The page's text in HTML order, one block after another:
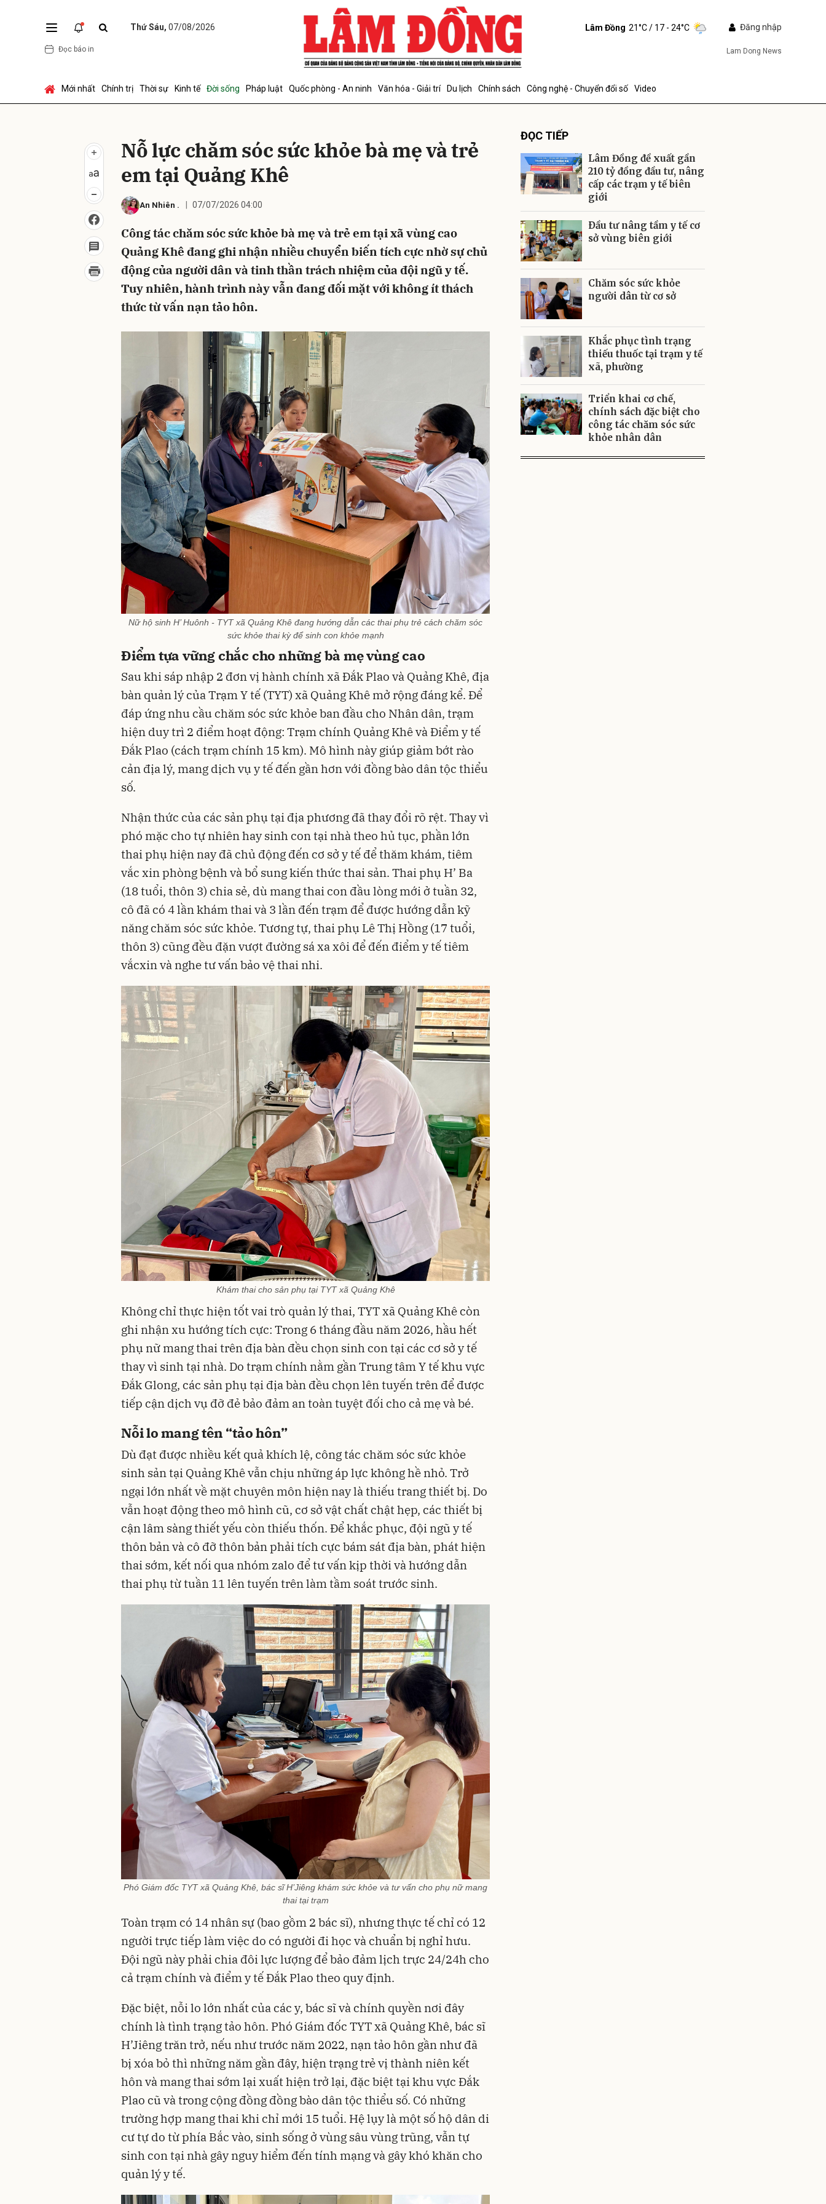
Thứ Sáu, 07/08/2026
Đọc báo in
Lâm Đồng 21°C/ 17 - 24°C Đăng nhập
Lam Dong News
Mới nhất Chính trị Thời sự Kinh tế Đời sống Pháp luật Quốc phòng - An ninh Văn hóa - Giải trí Du lịch Chính sách Công nghệ - Chuyển đổi số Video
Nỗ lực chăm sóc sức khỏe bà mẹ và trẻ
em tại Quảng Khê
An Nhiên . 07/07/2026 04:00
Công tác chăm sóc sức khỏe bà mẹ và trẻ em tại xã vùng cao
Quảng Khê đang ghi nhận nhiều chuyển biến tích cực nhờ sự chủ
động của người dân và tinh thần trách nhiệm của đội ngũ y tế.
Tuy nhiên, hành trình này vẫn đang đối mặt với không ít thách
thức từ vấn nạn tảo hôn.
Nữ hộ sinh H’ Huônh - TYT xã Quảng Khê đang hướng dẫn các thai phụ trẻ cách chăm sóc
sức khỏe thai kỳ để sinh con khỏe mạnh
Điểm tựa vững chắc cho những bà mẹ vùng cao
Sau khi sáp nhập 2 đơn vị hành chính xã Đắk Plao và Quảng Khê, địa
bàn quản lý của Trạm Y tế (TYT) xã Quảng Khê mở rộng đáng kể. Để
đáp ứng nhu cầu chăm sóc sức khỏe ban đầu cho Nhân dân, trạm
hiện duy trì 2 điểm hoạt động: Trạm chính Quảng Khê và Điểm y tế
Đắk Plao (cách trạm chính 15 km). Mô hình này giúp giảm bớt rào
cản địa lý, mang dịch vụ y tế đến gần hơn với đồng bào dân tộc thiểu
số.
Nhận thức của các sản phụ tại địa phương đã thay đổi rõ rệt. Thay vì
phó mặc cho tự nhiên hay sinh con tại nhà theo hủ tục, phần lớn
thai phụ hiện nay đã chủ động đến cơ sở y tế để thăm khám, tiêm
vắc xin phòng bệnh và bổ sung kiến thức thai sản. Thai phụ H’ Ba
(18 tuổi, thôn 3) chia sẻ, dù mang thai con đầu lòng mới ở tuần 32,
cô đã có 4 lần khám thai và 3 lần đến trạm để được hướng dẫn kỹ
năng chăm sóc sức khỏe. Tương tự, thai phụ Lê Thị Hồng (17 tuổi,
thôn 3) cũng đều đặn vượt đường sá xa xôi để đến điểm y tế tiêm
vắcxin và nghe tư vấn bảo vệ thai nhi.
Khám thai cho sản phụ tại TYT xã Quảng Khê
Không chỉ thực hiện tốt vai trò quản lý thai, TYT xã Quảng Khê còn
ghi nhận xu hướng tích cực: Trong 6 tháng đầu năm 2026, hầu hết
phụ nữ mang thai trên địa bàn đều chọn sinh con tại các cơ sở y tế
thay vì sinh tại nhà. Do trạm chính nằm gần Trung tâm Y tế khu vực
Đắk Glong, các sản phụ tại địa bàn đều chọn lên tuyến trên để được
tiếp cận dịch vụ đỡ đẻ bảo đảm an toàn tuyệt đối cho cả mẹ và bé.
Nỗi lo mang tên “tảo hôn”
Dù đạt được nhiều kết quả khích lệ, công tác chăm sóc sức khỏe
sinh sản tại Quảng Khê vẫn chịu những áp lực không hề nhỏ. Trở
ngại lớn nhất về mặt chuyên môn hiện nay là thiếu trang thiết bị. Do
vẫn hoạt động theo mô hình cũ, cơ sở vật chất chật hẹp, các thiết bị
cận lâm sàng thiết yếu còn thiếu thốn. Để khắc phục, đội ngũ y tế
thôn bản và cô đỡ thôn bản phải tích cực bám sát địa bàn, phát hiện
thai sớm, kết nối qua nhóm zalo để tư vấn kịp thời và hướng dẫn
thai phụ từ tuần 11 lên tuyến trên làm tầm soát trước sinh.
Phó Giám đốc TYT xã Quảng Khê, bác sĩ H’Jiêng khám sức khỏe và tư vấn cho phụ nữ mang
thai tại trạm
Toàn trạm có 14 nhân sự (bao gồm 2 bác sĩ), nhưng thực tế chỉ có 12
người trực tiếp làm việc do có người đi học và chuẩn bị nghỉ hưu.
Đội ngũ này phải chia đôi lực lượng để bảo đảm lịch trực 24/24h cho
cả trạm chính và điểm y tế Đắk Plao theo quy định.
Đặc biệt, nỗi lo lớn nhất của các y, bác sĩ và chính quyền nơi đây
chính là tình trạng tảo hôn. Phó Giám đốc TYT xã Quảng Khê, bác sĩ
H’Jiêng trăn trở, nếu như trước năm 2022, nạn tảo hôn gần như đã
bị xóa bỏ thì những năm gần đây, hiện trạng trẻ vị thành niên kết
hôn và mang thai sớm lại xuất hiện trở lại, đặc biệt tại khu vực Đắk
Plao cũ và trong cộng đồng đồng bào dân tộc thiểu số. Có những
trường hợp mang thai khi chỉ mới 15 tuổi. Hệ lụy là một số hộ dân di
cư tự do từ phía Bắc vào, sinh sống ở vùng sâu vùng trũng, vẫn tự
sinh con tại nhà gây nguy hiểm đến tính mạng và gây khó khăn cho
quản lý y tế.
ĐỌC TIẾP
Lâm Đồng đề xuất gần
210 tỷ đồng đầu tư, nâng
cấp các trạm y tế biên
giới
Ðầu tư nâng tầm y tế cơ
sở vùng biên giới
Chăm sóc sức khỏe
người dân từ cơ sở
Khắc phục tình trạng
thiếu thuốc tại trạm y tế
xã, phường
Triển khai cơ chế,
chính sách đặc biệt cho
công tác chăm sóc sức
khỏe nhân dân
Gửi bình luận